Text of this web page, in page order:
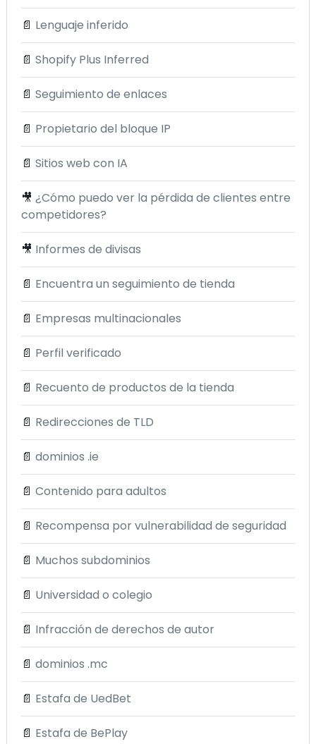
📄 Lenguaje inferido
📄 Shopify Plus Inferred
📄 Seguimiento de enlaces
📄 Propietario del bloque IP
📄 Sitios web con IA
🎥 ¿Cómo puedo ver la pérdida de clientes entre
competidores?
🎥 Informes de divisas
📄 Encuentra un seguimiento de tienda
📄 Empresas multinacionales
📄 Perfil verificado
📄 Recuento de productos de la tienda
📄 Redirecciones de TLD
📄 dominios .ie
📄 Contenido para adultos
📄 Recompensa por vulnerabilidad de seguridad
📄 Muchos subdominios
📄 Universidad o colegio
📄 Infracción de derechos de autor
📄 dominios .mc
📄 Estafa de UedBet
📄 Estafa de BePlay